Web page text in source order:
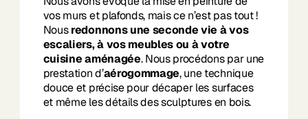
vos murs et plafonds, mais ce n’est pas tout !
Nousredonnons une seconde vie à vos
escaliers, à vos meubles ou à votre
cuisine aménagée. Nous procédons par une
prestation d’aérogommage, une technique
douce et précise pour décaper les surfaces
et même les détails des sculptures en bois.